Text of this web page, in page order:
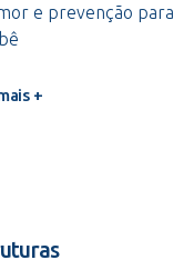
e prevenção para
+